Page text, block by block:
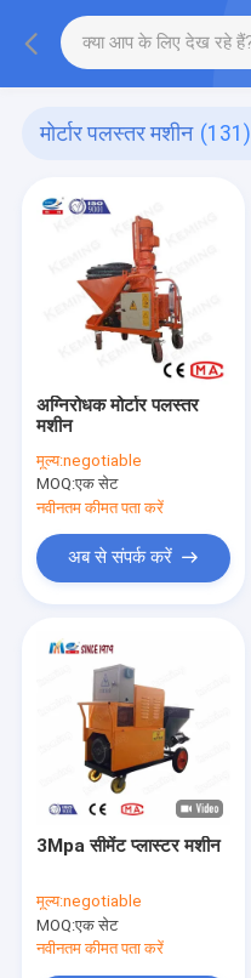
मोर्टार पलस्तर मशीन (131)
अग्निरोधक मोर्टार पलस्तर
मशीन
मूल्य:negotiable
MOQ:एक सेट
नवीनतम कीमत पता करें
अब से संपर्क करें
3Mpa सीमेंट प्लास्टर मशीन
मूल्य:negotiable
MOQ:एक सेट
नवीनतम कीमत पता करें